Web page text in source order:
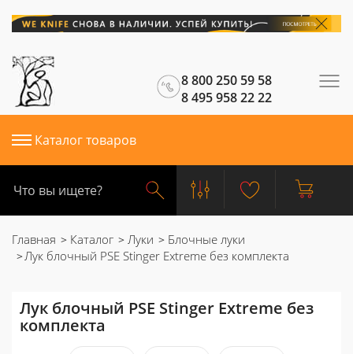
8 800 250 59 58
8 495 958 22 22
Каталог товаров
Главная Каталог Луки
Блочные луки
Лук блочный PSE Stinger Extreme без комплекта
Лук блочный PSE Stinger Extreme без
комплекта